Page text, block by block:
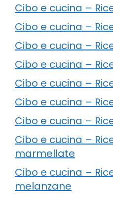
Cibo e cucina –
Cibo e cucina –
Cibo e cucina –
Cibo e cucina –
Cibo e cucina –
Cibo e cucina –
Cibo e cucina –
Cibo e cucina –
marmellate
Cibo e cucina –
melanzane